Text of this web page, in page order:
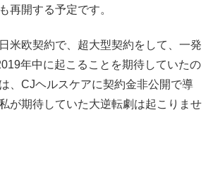
再開する予定です。
米欧契約で、超大型契約をして、一発
年中に起こることを期待していたの
、CJヘルスケアに契約金非公開で導
が期待していた大逆転劇は起こりませ